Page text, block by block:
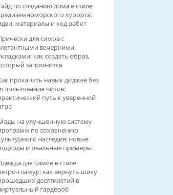
по созданию дома в стиле
курорта:
материалы и ход работ
для симов с
вечерними
как создать образ,
запомнится
прокачать навык диджея без
читов:
путь к уверенной
на улучшенную систему
по сохранению
наследия: новые
и реальные примеры
для симов в стиле
как вернуть шику
десятилетий в
гардероб